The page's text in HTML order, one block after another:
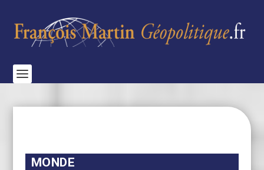
MONDE